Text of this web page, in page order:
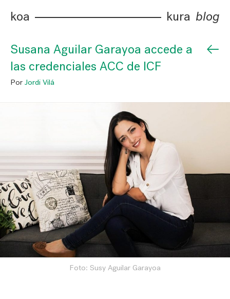
koa kura blog
Susana Aguilar Garayoa accede a
las credenciales ACC de ICF
←
Por Jordi Vilá
Foto: Susy Aguilar Garayoa